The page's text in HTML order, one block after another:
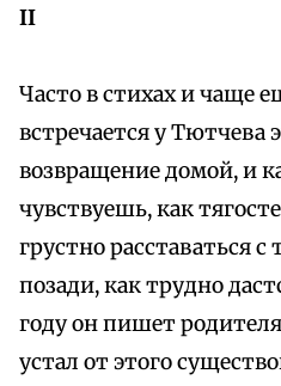
II
Часто в стихах и чаще
встречается у Тютчева
возвращение домой, и
чувствуешь, как
грустно расставаться с
позади, как трудно
году он пишет
устал от этого